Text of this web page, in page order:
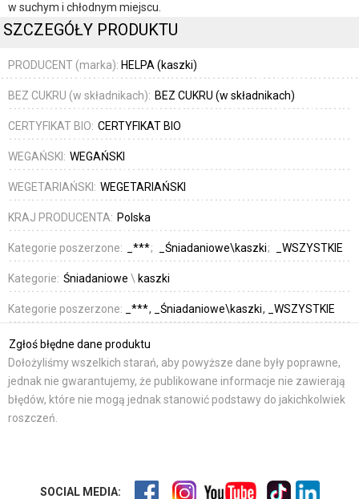
w suchym i chłodnym miejscu.
SZCZEGÓŁY PRODUKTU
PRODUCENT (marka): HELPA (kaszki)
BEZ CUKRU (w składnikach): BEZ CUKRU (w składnikach)
CERTYFIKAT BIO: CERTYFIKAT BIO
WEGAŃSKI: WEGAŃSKI
WEGETARIAŃSKI: WEGETARIAŃSKI
KRAJ PRODUCENTA: Polska
Kategorie poszerzone: _*** _Śniadaniowe\kaszki _WSZYSTKIE
Kategorie: Śniadaniowe \ kaszki
Kategorie poszerzone: _*** _Śniadaniowe\kaszki _WSZYSTKIE
Zgłoś błędne dane produktu
Dołożyliśmy wszelkich starań, aby powyższe dane były poprawne,
jednak nie gwarantujemy, że publikowane informacje nie zawierają
błędów, które nie mogą jednak stanowić podstawy do jakichkolwiek
roszczeń.
SOCIAL MEDIA: